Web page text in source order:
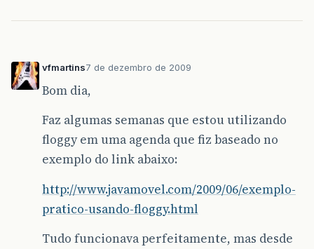
vfmartins7 de dezembro de 2009
Bom dia,
Faz algumas semanas que estou utilizando
floggy em uma agenda que fiz baseado no
exemplo do link abaixo:
http://www.javamovel.com/2009/06/exemplo-
pratico-usando-floggy.html
Tudo funcionava perfeitamente, mas desde